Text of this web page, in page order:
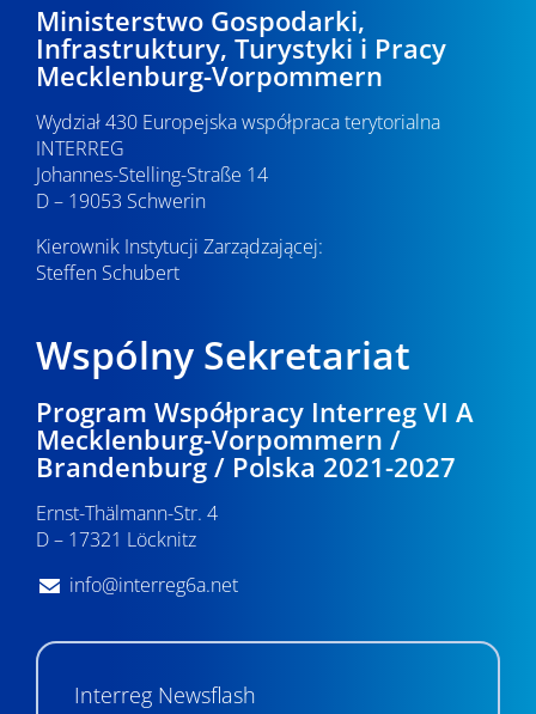
Ministerstwo Gospodarki,
Infrastruktury, Turystyki i Pracy
Mecklenburg-Vorpommern
Wydział 430 Europejska współpraca terytorialna
INTERREG
Johannes-Stelling-Straße 14
D – 19053 Schwerin
Kierownik Instytucji Zarządzającej:
Steffen Schubert
Wspólny Sekretariat
Program Współpracy Interreg VI A
Mecklenburg-Vorpommern /
Brandenburg / Polska 2021-2027
Ernst-Thälmann-Str. 4
D – 17321 Löcknitz
info@interreg6a.net
Interreg Newsflash